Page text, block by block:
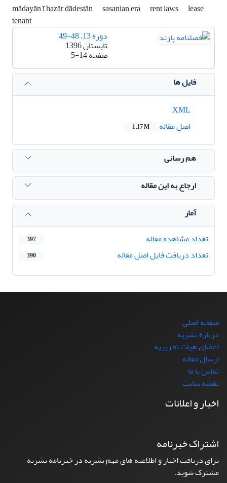
mādayān ī hazār dādestān sasanian era rent laws
lease
tenant
دوره 13، 48-49
تابستان 1396
صفحه5-14
فایل ها
اصل مقاله
1.17 M
هم رسانی
ارجاع به این مقاله
آمار
تعداد مشاهده مقاله
397
تعداد دریافت فایل اصل مقاله 390
صفحه اصلی
درباره نشریه
اعضای هیات تحریریه
ارسال مقاله
تماس با ما
نقشه سایت
اخبار و اعلانات
اشتراک خبرنامه
برای دریافت اخبار و اطلاعیه های مهم نشریه در خبرنامه نشریه
مشترک شوید.